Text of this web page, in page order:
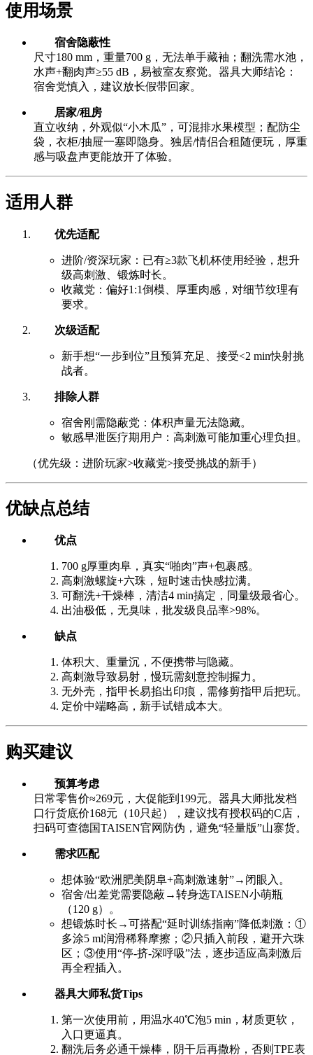
使用场景
宿舍隐蔽性
尺寸180 mm，重量700 g，无法单手藏袖；翻洗需水池，
水声+翻肉声≥55 dB，易被室友察觉。器具大师结论：
宿舍党慎入，建议放长假带回家。
居家/租房
直立收纳，外观似“小木瓜”，可混排水果模型；配防尘
袋，衣柜/抽屉一塞即隐身。独居/情侣合租随便玩，厚重
感与吸盘声更能放开了体验。
适用人群
优先适配
进阶/资深玩家：已有≥3款飞机杯使用经验，想升
级高刺激、锻炼时长。
收藏党：偏好1:1倒模、厚重肉感，对细节纹理有
要求。
次级适配
新手想“一步到位”且预算充足、接受<2 min快射挑
战者。
排除人群
宿舍刚需隐蔽党：体积声量无法隐藏。
敏感早泄医疗期用户：高刺激可能加重心理负担。
（优先级：进阶玩家>收藏党>接受挑战的新手）
优缺点总结
优点
700 g厚重肉阜，真实“啪肉”声+包裹感。
高刺激螺旋+六珠，短时速击快感拉满。
可翻洗+干燥棒，清洁4 min搞定，同量级最省心。
出油极低，无臭味，批发级良品率>98%。
缺点
体积大、重量沉，不便携带与隐藏。
高刺激导致易射，慢玩需刻意控制握力。
无外壳，指甲长易掐出印痕，需修剪指甲后把玩。
定价中端略高，新手试错成本大。
购买建议
预算考虑
日常零售价≈269元，大促能到199元。器具大师批发档
口行货底价168元（10只起），建议找有授权码的C店，
扫码可查德国TAISEN官网防伪，避免“轻量版”山寨货。
需求匹配
想体验“欧洲肥美阴阜+高刺激速射”→闭眼入。
宿舍/出差党需要隐蔽→转身选TAISEN小萌瓶
（120 g）。
想锻炼时长→可搭配“延时训练指南”降低刺激：①
多涂5 ml润滑稀释摩擦；②只插入前段，避开六珠
区；③使用“停-挤-深呼吸”法，逐步适应高刺激后
再全程插入。
器具大师私货Tips
第一次使用前，用温水40℃泡5 min，材质更软，
入口更逼真。
翻洗后务必通干燥棒，阴干后再撒粉，否则TPE表